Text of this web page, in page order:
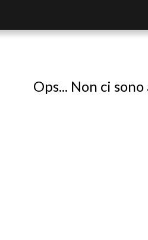
Ops... Non ci